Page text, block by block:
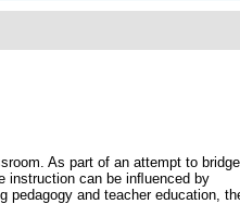
As part of an attempt to bridge
instruction can be inﬂuenced by
pedagogy and teacher education,